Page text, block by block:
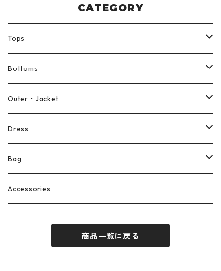
CATEGORY
Tops
Shirt
Blouse
Cut and sewn
Bottoms
Pants
Shorts
Skirt
Overalls
Outer・Jacket
Coat
Jacket
Vest
Dress
Long sleeve dress
Short sleeve dress
Bag
Reusable bag
Accessories
商品一覧に戻る